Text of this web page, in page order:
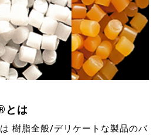
とは
樹脂全般/デリケートな製品のバ